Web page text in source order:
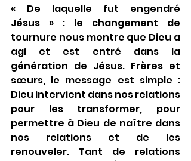
« De laquelle fut engendré
Jésus » : le changement de
tournure nous montre que Dieu a
agi et est entré dans la
génération de Jésus. Frères et
sœurs, le message est simple :
Dieu intervient dans nos relations
pour les transformer, pour
permettre à Dieu de naître dans
nos relations et de les
renouveler. Tant de relations